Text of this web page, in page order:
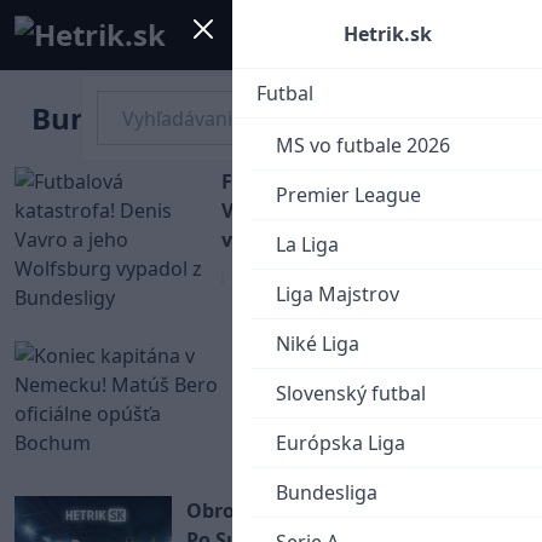
Mobile menu
Hetrik.sk
Futbal
MS vo futbale 2026
Premier League
La Liga
Liga Majstrov
Niké Liga
Slovenský futbal
Európska Liga
Bundesliga
Bundesliga
Futbalová katastrofa! Denis
Vavro a jeho Wolfsburg
vypadol z Bundesligy
Koniec kapitána v Nemecku!
Matúš Bero oficiálne opúšťa
Bundesliga
Obrovský problém pre Slovensko.